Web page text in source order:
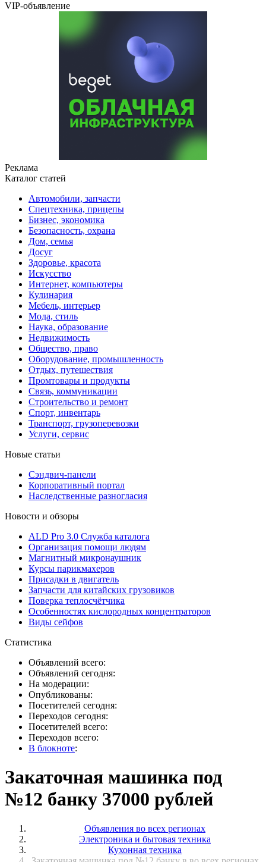
VIP-объявление
Реклама
Каталог статей
Автомобили, запчасти
Спецтехника, прицепы
Бизнес, экономика
Безопасность, охрана
Дом, семья
Досуг
Здоровье, красота
Искусство
Интернет, компьютеры
Кулинария
Мебель, интерьер
Мода, стиль
Наука, образование
Недвижимость
Общество, право
Оборудование, промышленность
Отдых, путешествия
Промтовары и продукты
Связь, коммуникации
Строительство и ремонт
Cпорт, инвентарь
Транспорт, грузоперевозки
Услуги, сервис
Новые статьи
Сэндвич-панели
Корпоративный портал
Наследственные разногласия
Новости и обзоры
ALD Pro 3.0 Служба каталога
Организация помощи людям
Магнитный микронаушник
Курсы парикмахеров
Присадки в двигатель
Запчасти для китайских грузовиков
Поверка теплосчётчика
Особенностях кислородных концентраторов
Виды сейфов
Статистика
Объявлений всего:
Объявлений сегодня:
На модерации:
Опубликованы:
Посетителей сегодня:
Переходов сегодня:
Посетителей всего:
Переходов всего:
В блокноте:
Закаточная машинка под
№12 банку 37000 рублей
Объявления во всех регионах
Электроника и бытовая техника
Кухонная техника